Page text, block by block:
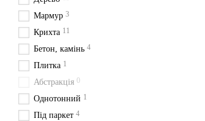
Мармур 3
Крихта 11
Бетон, камінь 4
Плитка 1
Абстракція 0
Однотонний 1
Під паркет 4